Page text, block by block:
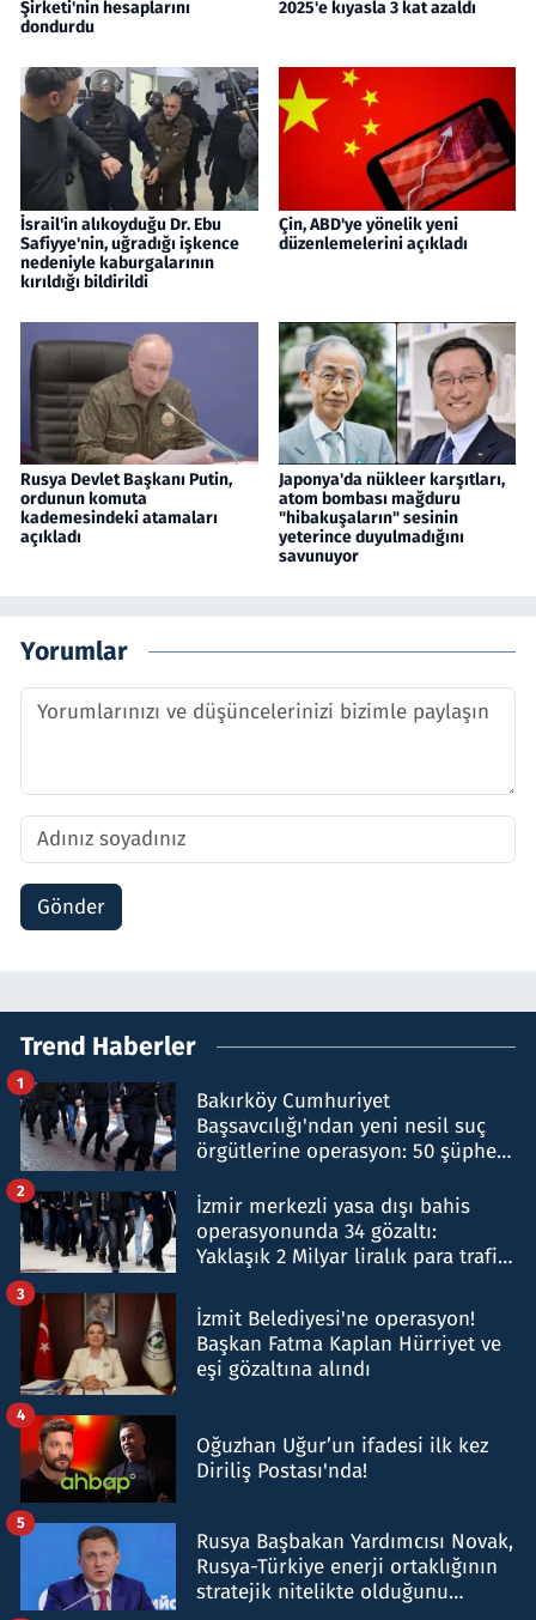
Şirketi'nin hesaplarını
dondurdu
2025'e kıyasla 3 kat azaldı
İsrail'in alıkoyduğu Dr. Ebu
Safiyye'nin, uğradığı işkence
nedeniyle kaburgalarının
kırıldığı bildirildi
Çin, ABD'ye yönelik yeni
düzenlemelerini açıkladı
Rusya Devlet Başkanı Putin,
ordunun komuta
kademesindeki atamaları
açıkladı
Japonya'da nükleer karşıtları,
atom bombası mağduru
"hibakuşaların" sesinin
yeterince duyulmadığını
savunuyor
Yorumlar
Gönder
Trend Haberler
Bakırköy Cumhuriyet
Başsavcılığı'ndan yeni nesil suç
örgütlerine operasyon: 50 şüpheli
1
İzmir merkezli yasa dışı bahis
operasyonunda 34 gözaltı:
Yaklaşık 2 Milyar liralık para trafiği
2
İzmit Belediyesi'ne operasyon!
Başkan Fatma Kaplan Hürriyet ve
eşi gözaltına alındı
3
Oğuzhan Uğur’un ifadesi ilk kez
Diriliş Postası'nda!
4
Rusya Başbakan Yardımcısı Novak,
Rusya-Türkiye enerji ortaklığının
stratejik nitelikte olduğunu
5